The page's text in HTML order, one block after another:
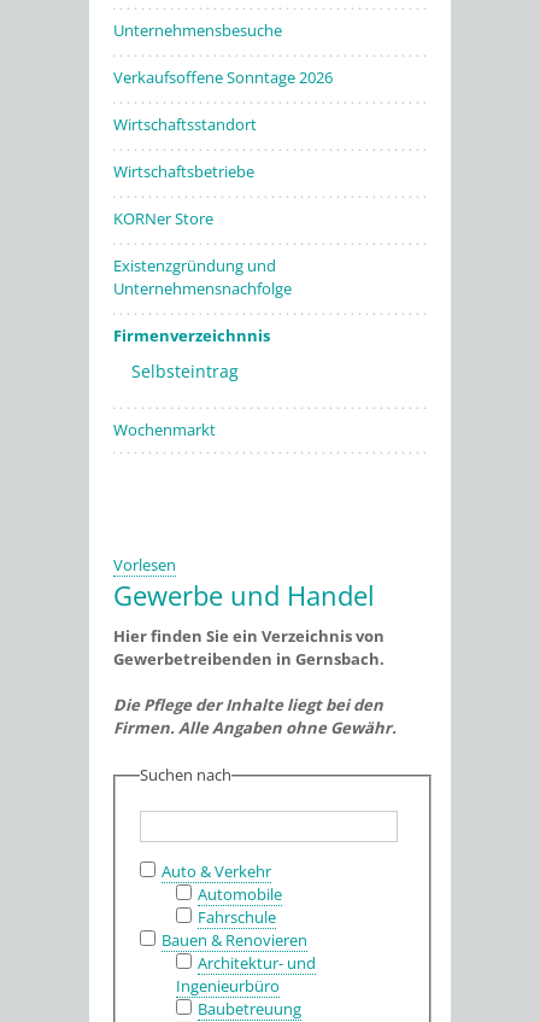
Unternehmensbesuche
Verkaufsoffene Sonntage 2026
Wirtschaftsstandort
Wirtschaftsbetriebe
KORNer Store
Existenzgründung und
Unternehmensnachfolge
Firmenverzeichnnis
Selbsteintrag
Wochenmarkt
Vorlesen
Gewerbe und Handel
Hier finden Sie ein Verzeichnis von
Gewerbetreibenden in Gernsbach.
Die Pflege der Inhalte liegt bei den
Firmen. Alle Angaben ohne Gewähr.
Suchen nach
Auto & Verkehr
Automobile
Fahrschule
Bauen & Renovieren
Architektur- und
Ingenieurbüro
Baubetreuung